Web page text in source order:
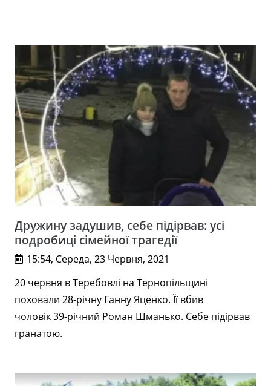
Дружину задушив, себе підірвав: усі
подробиці сімейної трагедії
15:54, Середа, 23 Червня, 2021
20 червня в Теребовлі на Тернопільщині
поховали 28-річну Ганну Яценко. Її вбив
чоловік 39-річний Роман Шманько. Себе підірвав
гранатою.